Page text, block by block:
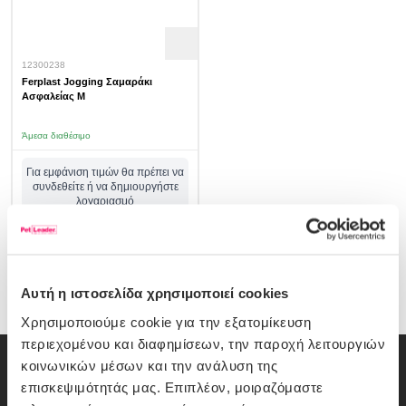
Αυτή η ιστοσελίδα χρησιμοποιεί cookies
Χρησιμοποιούμε cookie για την εξατομίκευση
περιεχομένου και διαφημίσεων, την παροχή λειτουργιών
κοινωνικών μέσων και την ανάλυση της
επισκεψιμότητάς μας. Επιπλέον, μοιραζόμαστε
12300238
Ferplast Jogging Σαμαράκι
Ασφαλείας M
Άμεσα διαθέσιμο
Για εμφάνιση τιμών θα πρέπει να
συνδεθείτε ή να δημιουργήστε
λογαριασμό
Εγγραφή Newsletter